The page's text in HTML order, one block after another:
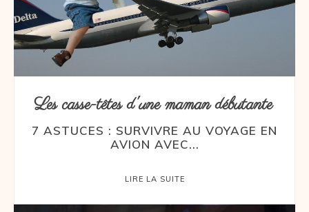
Les casse-têtes d'une maman débutante
7 ASTUCES : SURVIVRE AU VOYAGE EN
AVION AVEC...
LIRE LA SUITE